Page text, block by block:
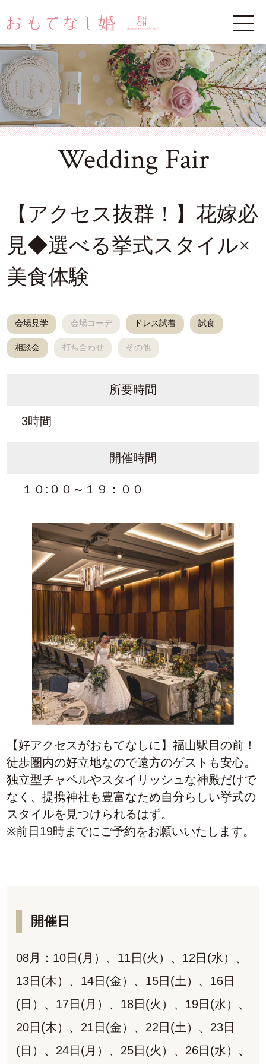
Wedding Fair
【アクセス抜群！】花嫁必
見◆選べる挙式スタイル×
美食体験
会場見学 会場コーデ ドレス試着 試食
相談会 打ち合わせ その他
所要時間
3時間
開催時間
１０:００～１９：００
【好アクセスがおもてなしに】福山駅目の前！
徒歩圏内の好立地なので遠方のゲストも安心。
独立型チャペルやスタイリッシュな神殿だけで
なく、提携神社も豊富なため自分らしい挙式の
スタイルを見つけられるはず。
※前日19時までにご予約をお願いいたします。
開催日
08月：10日(月）、11日(火）、12日(水）、
13日(木）、14日(金）、15日(土）、16日
(日）、17日(月）、18日(火）、19日(水）、
20日(木）、21日(金）、22日(土）、23日
(日）、24日(月）、25日(火）、26日(水）、